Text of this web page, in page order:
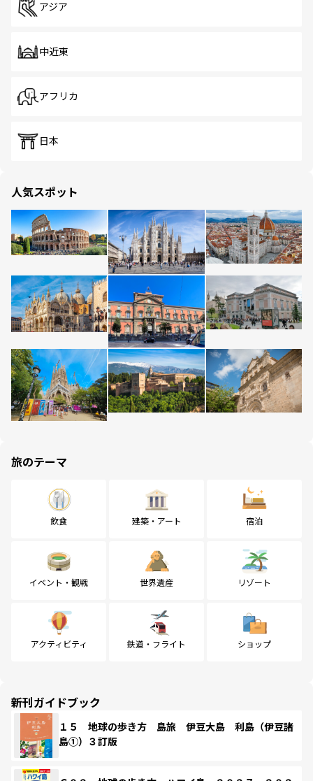
アジア
中近東
アフリカ
日本
人気スポット
旅のテーマ
飲食 建築・アート 宿泊
イベント・観戦 世界遺産 リゾート
アクティビティ 鉄道・フライト ショップ
新刊ガイドブック
１５ 地球の歩き方 島旅 伊豆大島 利島（伊豆諸
島①）３訂版